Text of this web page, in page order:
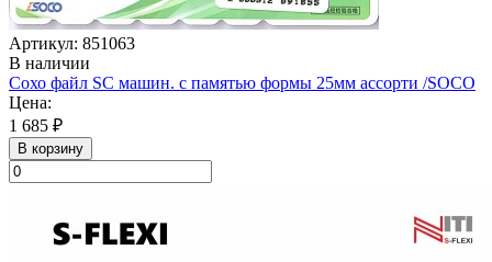
Артикул: 851063
В наличии
Сохо файл SC машин. с памятью формы 25мм ассорти /SOСO
Цена:
1 685 ₽
В корзину